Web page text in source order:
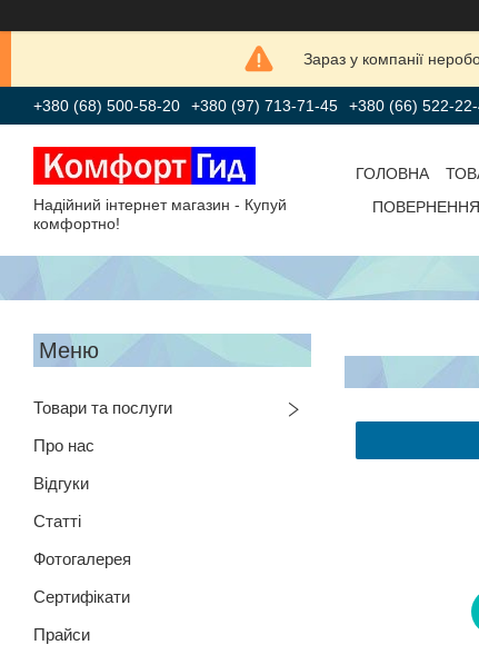
Зараз у компанії
+380 (68) 500-58-20 +380 (97) 713-71-45 +380 (66) 522-
Надійний інтернет магазин - Купуй
комфортно!
ГОЛОВНА
Товари та послуги
Про нас
Відгуки
Статті
Фотогалерея
Сертифікати
Прайси